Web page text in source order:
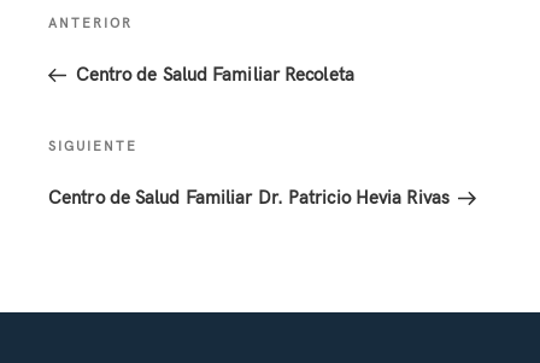
ANTERIOR
Centro de Salud Familiar Recoleta
SIGUIENTE
Centro de Salud Familiar Dr. Patricio Hevia Rivas